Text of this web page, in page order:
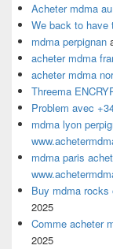
Acheter mdma
We back to have
mdma perpignan
acheter mdma
acheter mdma
Threema
Problem avec
mdma lyon
mdma paris
Buy mdma rocks
2025
Comme acheter
2025